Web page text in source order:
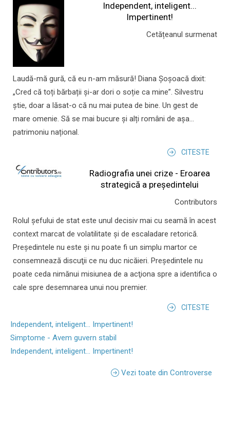
Independent, inteligent...
Impertinent!
Cetățeanul surmenat
Laudă-mă gură, că eu n-am măsură! Diana Șoșoacă dixit:
„Cred că toți bărbații și-ar dori o soție ca mine”. Silvestru
știe, doar a lăsat-o că nu mai putea de bine. Un gest de
mare omenie. Să se mai bucure și alți români de așa...
patrimoniu național.
CITESTE
Radiografia unei crize - Eroarea
strategică a președintelui
Contributors
Rolul şefului de stat este unul decisiv mai cu seamă în acest
context marcat de volatilitate şi de escaladare retorică.
Preşedintele nu este şi nu poate fi un simplu martor ce
consemnează discuţii ce nu duc nicăieri. Preşedintele nu
poate ceda nimănui misiunea de a acţiona spre a identifica o
cale spre desemnarea unui nou premier.
CITESTE
Independent, inteligent... Impertinent!
Simptome - Avem guvern stabil
Independent, inteligent... Impertinent!
Vezi toate din Controverse